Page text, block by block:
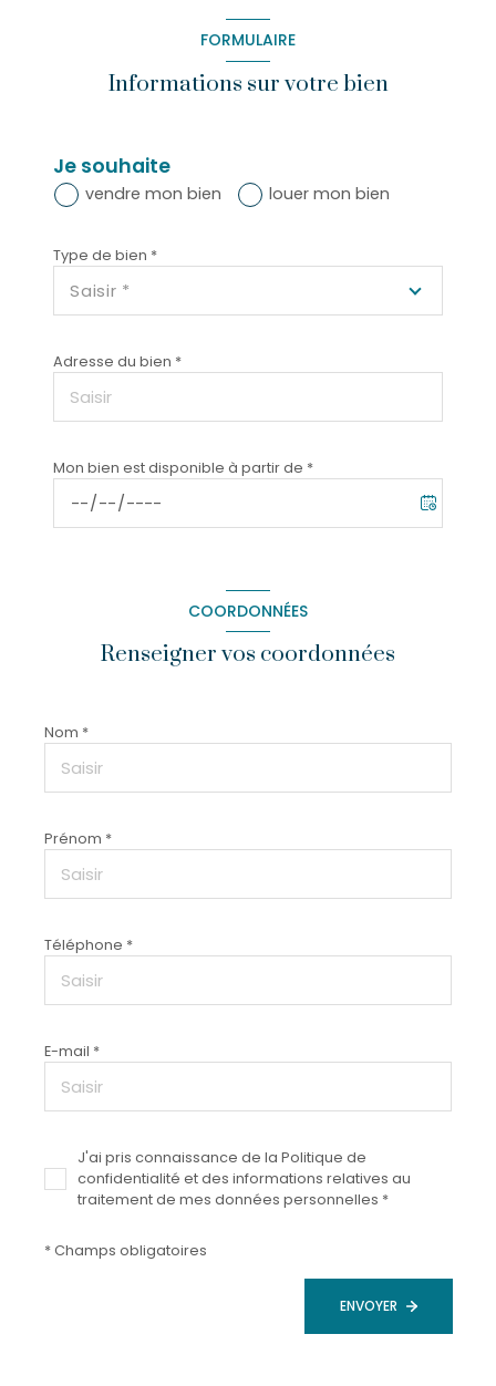
FORMULAIRE
Informations sur votre bien
Je souhaite
vendre mon bien louer mon bien
Type de bien *
Saisir *
Adresse du bien *
Mon bien est disponible à partir de *
COORDONNÉES
Renseigner vos coordonnées
Nom *
Prénom *
Téléphone *
E-mail *
J'ai pris connaissance de la Politique de
confidentialité et des informations relatives au
traitement de mes données personnelles *
* Champs obligatoires
ENVOYER